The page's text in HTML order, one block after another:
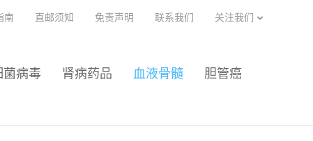
菌病毒 肾病药品 血液骨髓
胆管癌
南 直邮须知 免责声明 联系我们 关注我们